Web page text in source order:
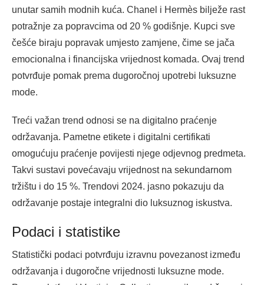
unutar samih modnih kuća. Chanel i Hermès bilježe rast
potražnje za popravcima od 20 % godišnje. Kupci sve
češće biraju popravak umjesto zamjene, čime se jača
emocionalna i financijska vrijednost komada. Ovaj trend
potvrđuje pomak prema dugoročnoj upotrebi luksuzne
mode.
Treći važan trend odnosi se na digitalno praćenje
održavanja. Pametne etikete i digitalni certifikati
omogućuju praćenje povijesti njege odjevnog predmeta.
Takvi sustavi povećavaju vrijednost na sekundarnom
tržištu i do 15 %. Trendovi 2024. jasno pokazuju da
održavanje postaje integralni dio luksuznog iskustva.
Podaci i statistike
Statistički podaci potvrđuju izravnu povezanost između
održavanja i dugoročne vrijednosti luksuzne mode.